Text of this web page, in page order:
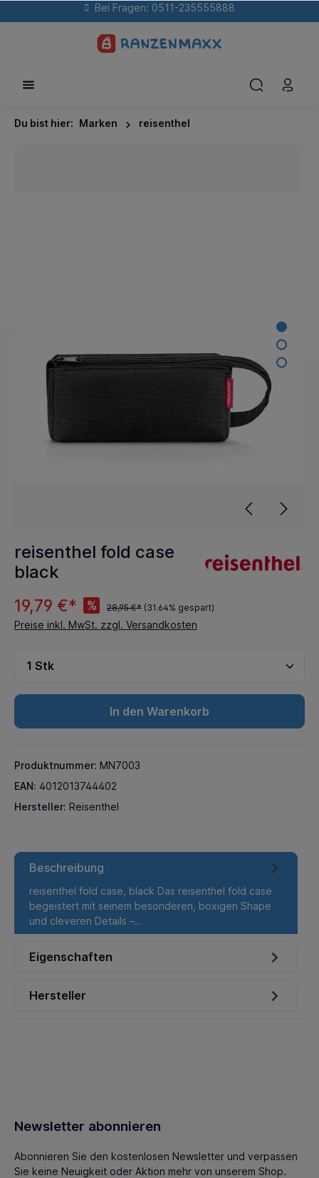
Bei Fragen: 0511-235555888
Du bist hier: Marken reisenthel
reisenthel fold case
black
19,79 €* % 28,95 €* (31.64% gespart)
Preise inkl. MwSt. zzgl. Versandkosten
In den Warenkorb
Produktnummer: MN7003
EAN: 4012013744402
Hersteller: Reisenthel
Beschreibung
reisenthel fold case, black Das reisenthel fold case
begeistert mit seinem besonderen, boxigen Shape
und cleveren Details –…
Eigenschaften
Hersteller
Newsletter abonnieren
Abonnieren Sie den kostenlosen Newsletter und verpassen
Sie keine Neuigkeit oder Aktion mehr von unserem Shop.